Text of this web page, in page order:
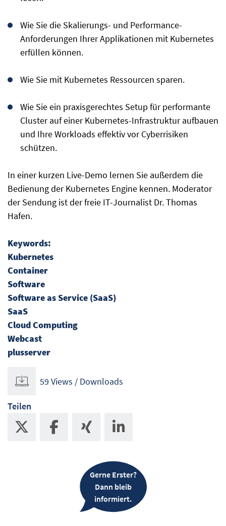
Wie Sie die Skalierungs- und Performance-
Anforderungen Ihrer Applikationen mit Kubernetes
erfüllen können.
Wie Sie mit Kubernetes Ressourcen sparen.
Wie Sie ein praxisgerechtes Setup für performante
Cluster auf einer Kubernetes-Infrastruktur aufbauen
und Ihre Workloads effektiv vor Cyberrisiken
schützen.
In einer kurzen Live-Demo lernen Sie außerdem die
Bedienung der Kubernetes Engine kennen. Moderator
der Sendung ist der freie IT-Journalist Dr. Thomas
Hafen.
Keywords:
Kubernetes
Container
Software
Software as Service (SaaS)
SaaS
Cloud Computing
Webcast
plusserver
59 Views / Downloads
Teilen
Gerne Erster?
Dann bleib
informiert.